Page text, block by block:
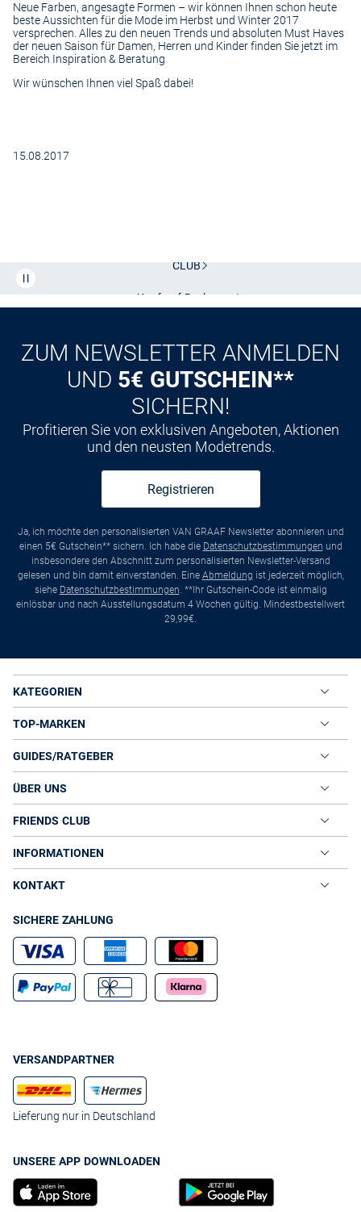
Neue Farben, angesagte Formen – wir können Ihnen schon heute
beste Aussichten für die Mode im Herbst und Winter 2017
versprechen. Alles zu den neuen Trends und absoluten Must Haves
der neuen Saison für Damen, Herren und Kinder finden Sie jetzt im
Bereich Inspiration & Beratung
Wir wünschen Ihnen viel Spaß dabei!
15.08.2017
CLUB
Kauf auf Rechnung
ZUM NEWSLETTER ANMELDEN
UND 5€ GUTSCHEIN**
SICHERN!
Profitieren Sie von exklusiven Angeboten, Aktionen
und den neusten Modetrends.
Registrieren
Ja, ich möchte den personalisierten VAN GRAAF Newsletter abonnieren und
einen 5€ Gutschein** sichern. Ich habe die Datenschutzbestimmungen und
insbesondere den Abschnitt zum personalisierten Newsletter-Versand
gelesen und bin damit einverstanden. Eine Abmeldung ist jederzeit möglich,
siehe Datenschutzbestimmungen. **Ihr Gutschein-Code ist einmalig
einlösbar und nach Ausstellungsdatum 4 Wochen gültig. Mindestbestellwert
29,99€.
KATEGORIEN
TOP-MARKEN
GUIDES/RATGEBER
ÜBER UNS
FRIENDS CLUB
INFORMATIONEN
KONTAKT
SICHERE ZAHLUNG
VERSANDPARTNER
Lieferung nur in Deutschland
UNSERE APP DOWNLOADEN